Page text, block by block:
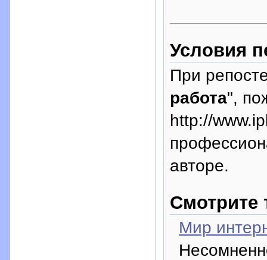
Условия
При
работа",
http://
авторе.
Смотрите
Мир